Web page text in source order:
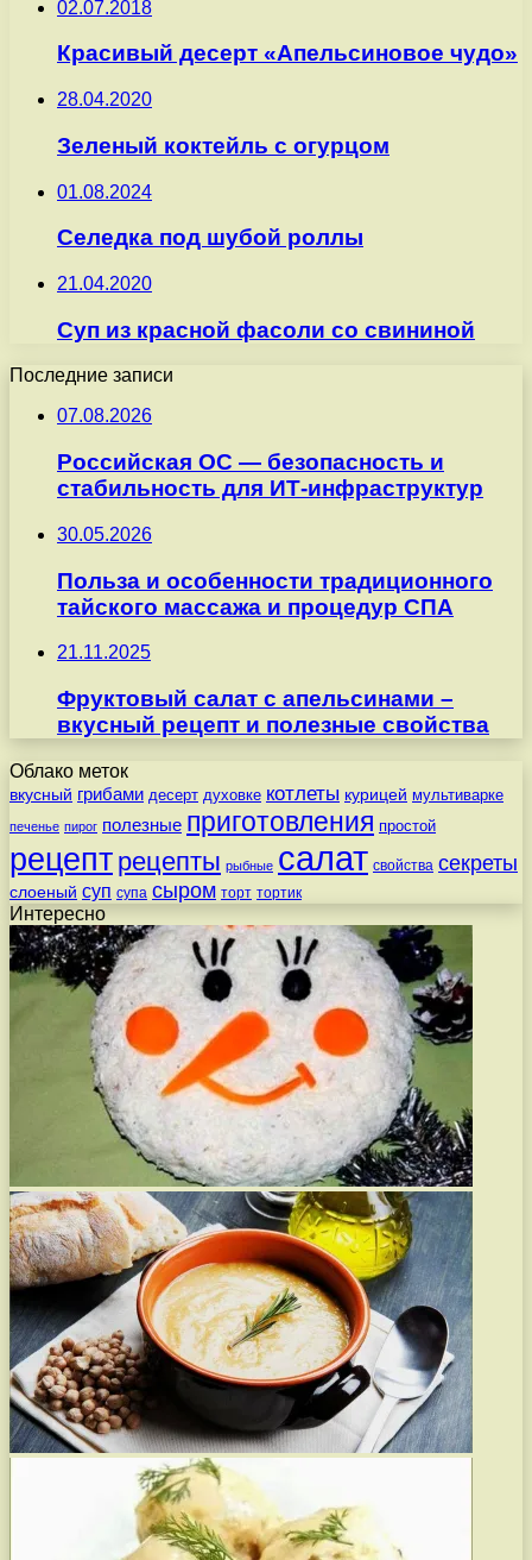
02.07.2018
Красивый десерт «Апельсиновое чудо»
28.04.2020
Зеленый коктейль с огурцом
01.08.2024
Селедка под шубой роллы
21.04.2020
Суп из красной фасоли со свининой
Последние записи
07.08.2026
Российская ОС — безопасность и
стабильность для ИТ-инфраструктур
30.05.2026
Польза и особенности традиционного
тайского массажа и процедур СПА
21.11.2025
Фруктовый салат с апельсинами –
вкусный рецепт и полезные свойства
Облако меток
вкусный грибами десерт духовке котлеты курицей мультиварке
печенье пирог полезные приготовления простой
рецепт рецепты рыбные салат свойства секреты
слоеный суп супа сыром торт тортик
Интересно